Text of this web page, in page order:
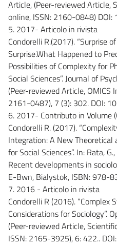
Article, (Peer-reviewed Article,
online, ISSN: 2160-0848)
5. 2017- Articolo in rivista
Condorelli R.(2017). “Surprise
Surprise.What Happened to
Possibilities of Complexity for
Social Sciences”. Journal of
(Peer-reviewed Article, OMICS
2161-0487), 7 (3): 302. DOI:
6. 2017- Contributo in Volume
Condorelli R. (2017).
Integration: A New Theoretical
for Social Sciences”. In: Rata,
Recent developments in
E-Bwn, Bialystok, ISBN: 978-
7. 2016 - Articolo in rivista
Condorelli R (2016). “Complex
Considerations for Sociology”.
(Peer-reviewed Article,
ISSN: 2165-3925), 6: 422..